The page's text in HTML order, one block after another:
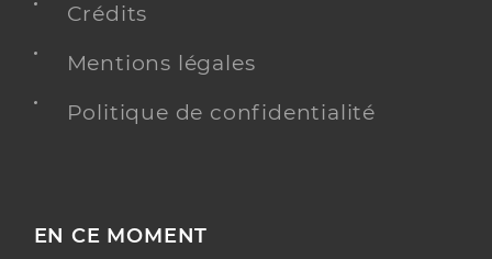
Crédits
Mentions légales
Politique de confidentialité
EN CE MOMENT